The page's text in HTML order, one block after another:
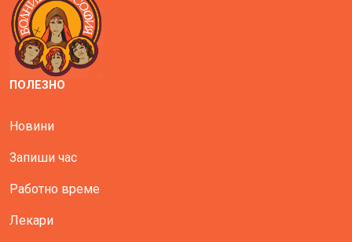
ПОЛЕЗНО
Новини
Запиши час
Работно време
Лекари